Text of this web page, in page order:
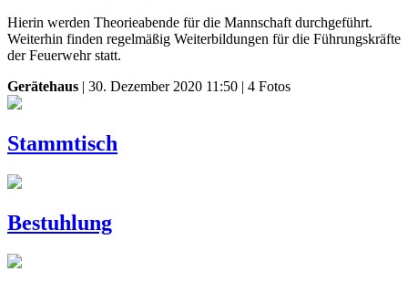
Hierin werden Theorieabende für die Mannschaft durchgeführt.
Weiterhin finden regelmäßig Weiterbildungen für die Führungskräfte
der Feuerwehr statt.
Gerätehaus | 30. Dezember 2020 11:50 | 4 Fotos
Stammtisch
Bestuhlung